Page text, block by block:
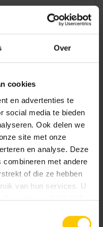
Over
cookies
en advertenties te
social media te bieden
Ook delen we
site met onze
en analyse. Deze
combineren met andere
of die ze hebben
van hun services. U
u onze website blijft